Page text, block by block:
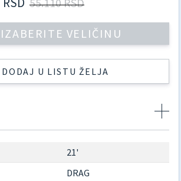
IZABERITE VELIČINU
DODAJ U LISTU ŽELJA
21'
DRAG